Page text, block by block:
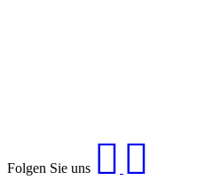
Folgen Sie uns